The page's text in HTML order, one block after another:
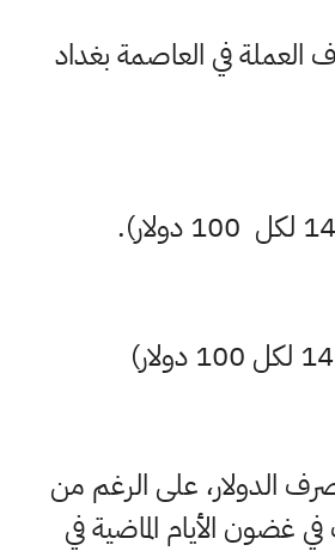
في العاصمة بغداد
الدولار، على الرغم من
ارتفعت في غضون الأيام الماضية في